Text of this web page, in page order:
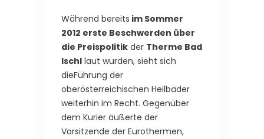
Während bereits im Sommer
2012 erste Beschwerden über
die Preispolitik der Therme Bad
Ischl laut wurden, sieht sich
dieFührung der
oberösterreichischen Heilbäder
weiterhin im Recht. Gegenüber
dem Kurier äußerte der
Vorsitzende der Eurothermen,